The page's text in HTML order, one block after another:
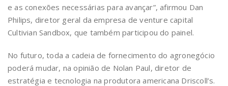
e as conexões necessárias para avançar”, afirmou Dan
Philips, diretor geral da empresa de venture capital
Cultivian Sandbox, que também participou do painel.
No futuro, toda a cadeia de fornecimento do agronegócio
poderá mudar, na opinião de Nolan Paul, diretor de
estratégia e tecnologia na produtora americana Driscoll’s.